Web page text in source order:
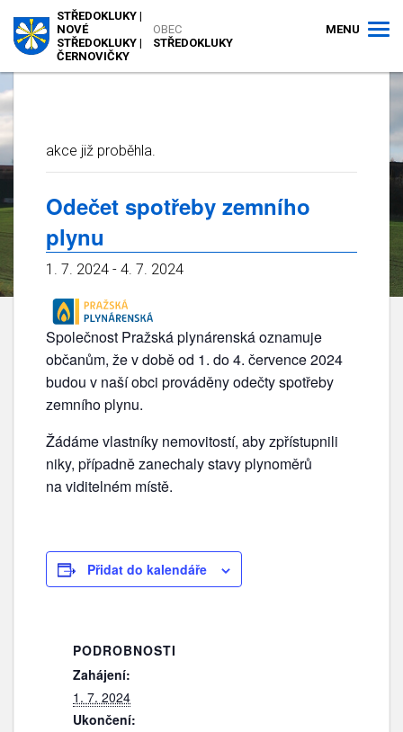
OBEC
STŘEDOKLUKY
STŘEDOKLUKY |
NOVÉ
STŘEDOKLUKY |
ČERNOVIČKY
MENU
akce již proběhla.
Odečet spotřeby zemního
plynu
1. 7. 2024 - 4. 7. 2024
Společnost Pražská plynárenská oznamuje
občanům, že v době od 1. do 4. července 2024
budou v naší obci prováděny odečty spotřeby
zemního plynu.
Žádáme vlastníky nemovitostí, aby zpřístupnili
niky, případně zanechaly stavy plynoměrů
na viditelném místě.
Přidat do kalendáře
PODROBNOSTI
Zahájení:
1. 7. 2024
Ukončení: